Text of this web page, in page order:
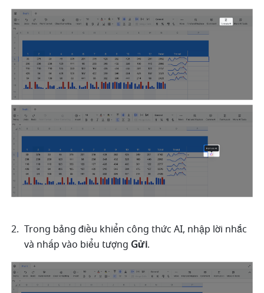
Trong bảng điều khiển công thức AI, nhập lời nhắc
và nhấp vào biểu tượng Gửi.